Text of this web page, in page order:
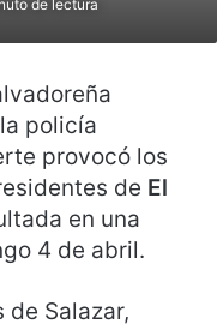
de lectura
policía
provocó los
de El
en una
4 de abril.
Salazar,